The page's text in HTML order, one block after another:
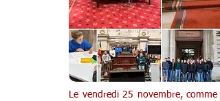
Le vendredi 25 novembre, comme